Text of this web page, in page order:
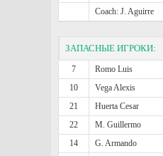
Coach: J. Aguirre
ЗАПАСНЫЕ ИГРОКИ:
7 Romo Luis
10
Vega Alexis
21
Huerta Cesar
22
M. Guillermo
14
G. Armando